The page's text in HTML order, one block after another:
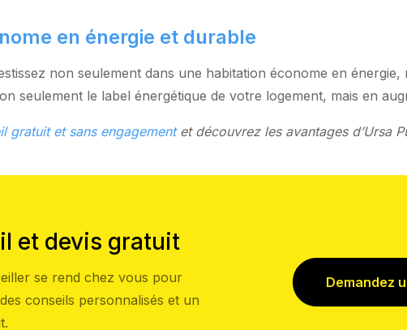
en énergie et durable
non seulement dans une habitation économe en
seulement le label énergétique de votre logement, mais en
gratuit et sans engagementet découvrez les avantages d’Ursa
et devis gratuit
se rend chez vous pour
conseils personnalisés et un
Demandez